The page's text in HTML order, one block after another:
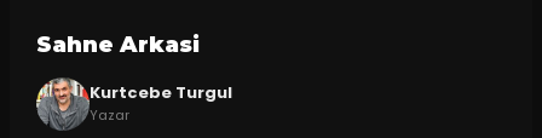
Sahne Arkasi
Kurtcebe Turgul
Yazar